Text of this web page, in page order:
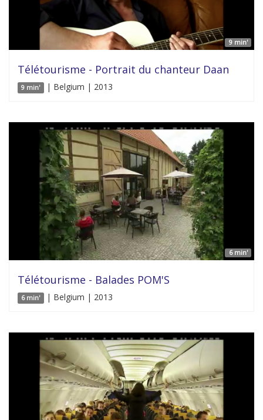
9 min'
Télétourisme - Portrait du chanteur Daan
9 min' | Belgium | 2013
6 min'
Télétourisme - Balades POM'S
6 min' | Belgium | 2013